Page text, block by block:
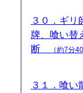
３０．ギリ
牌、喰い替
断
（約7分
３１．喰い